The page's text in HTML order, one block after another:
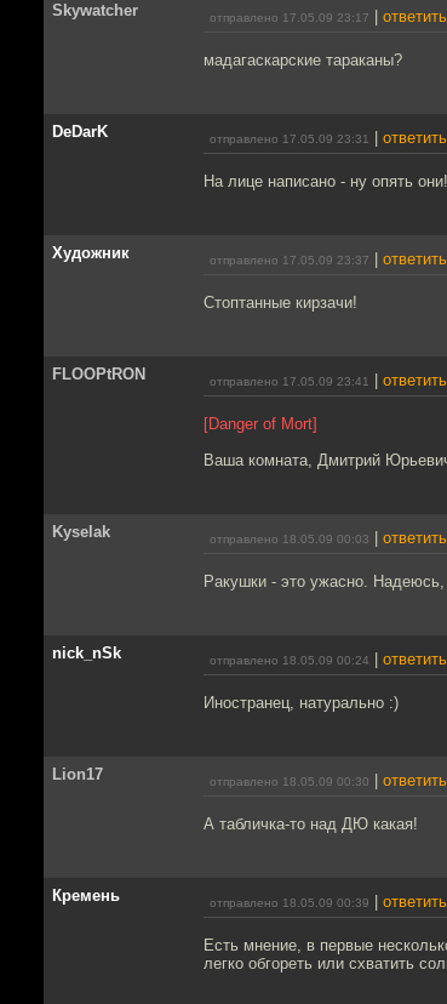
Skywatcher отправлено 17.05.09 23:17 ответить
мадагаскарские тараканы?
DeDarK отправлено 17.05.09 23:31 ответить
На лице написано - ну опять
Художник отправлено 17.05.09 23:37 ответить
Стоптанные кирзачи!
FLOOPtRON отправлено 17.05.09 23:41 ответить
[Danger of Mort]
Ваша комната, Дмитрий
Kyselak отправлено 18.05.09 00:03 ответить
Ракушки - это ужасно. Надеюсь,
nick_nSk отправлено 18.05.09 00:24 ответить
Иностранец, натурально :)
Lion17 отправлено 18.05.09 00:30 ответить
А табличка-то над ДЮ какая!
Кремень отправлено 18.05.09 00:39 ответить
Есть мнение, в первые
легко обгореть или схватить